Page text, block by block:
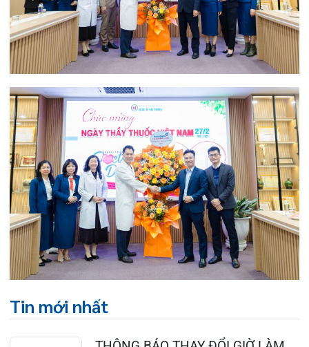
THÔNG BÁO THAY ĐỔI GIỜ LÀM
VIỆC
31/07/2026
TRẢI NGHIỆM Y TẾ CHUẨN QUỐC
TẾ CHẠM ĐẾN TRÁI TI...
28/07/2026
BỆNH VIỆN ĐA KHOA QUỐC TẾ
HẢI PHÒNG THÔNG BÁO T...
27/07/2026
CẢNH BÁO: TỰ Ý SỬ DỤNG
THUỐC NAM, THUỐC BẮC KHÔ...
24/07/2026
TỔNG QUAN VỀ BỆNH LÝ THOÁI
HÓA KHỚP VÀ CƠ SỞ SI...